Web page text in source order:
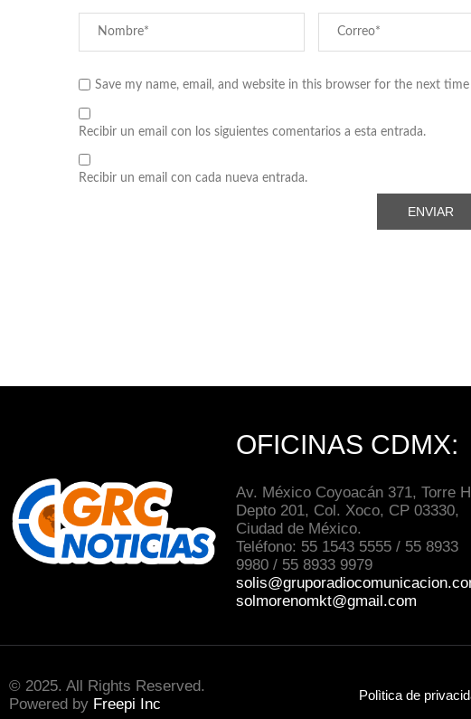
Save my name, email, and website in this browser for the next
Recibir un email con los siguientes comentarios a esta entrada.
Recibir un email con cada nueva entrada.
OFICINAS CDMX:
Av. México Coyoacán 371, Torre H
Depto 201, Col. Xoco, CP 03330,
Ciudad de México.
Teléfono: 55 1543 5555 / 55 8933
9980 / 55 8933 9979
solmorenomkt@gmail.com
© 2025. All Rights Reserved.
Powered by Freepi Inc Polìtica de